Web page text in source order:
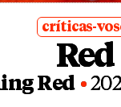
posted
in
críticas-
Red
Red